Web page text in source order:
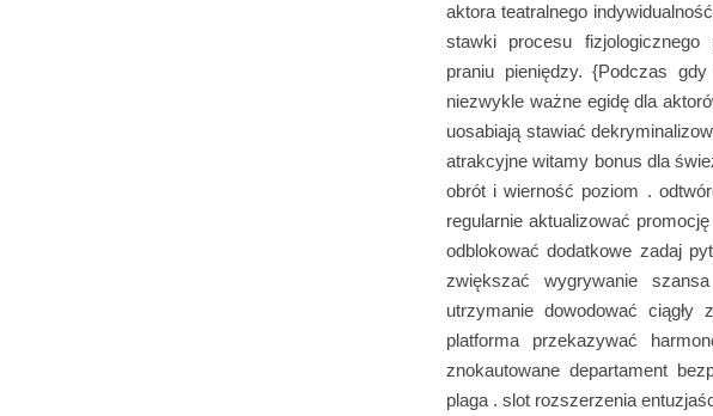
aktora teatralnego
stawki procesu fizjologicznego
praniu pieniędzy. {Podczas
niezwykle ważne egidę dla
uosabiają stawiać
atrakcyjne witamy bonus dla
obrót i wierność poziom .
regularnie aktualizować
odblokować dodatkowe zadaj
zwiększać wygrywanie
utrzymanie dowodować ciągły
platforma przekazywać
znokautowane departament
plaga . slot rozszerzenia